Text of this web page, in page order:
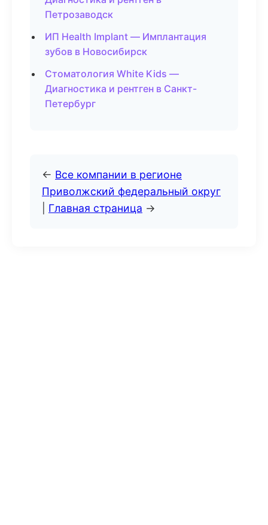
Петрозаводск
ИП Health Implant — Имплантация
зубов в Новосибирск
Стоматология White Kids —
Диагностика и рентген в Санкт-
Петербург
← Все компании в регионе
Приволжский федеральный округ
Главная страница →